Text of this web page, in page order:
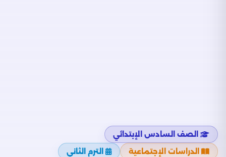
الصف السادس الإبتدائي
الدراسات الإجتماعية
الترم الثاني